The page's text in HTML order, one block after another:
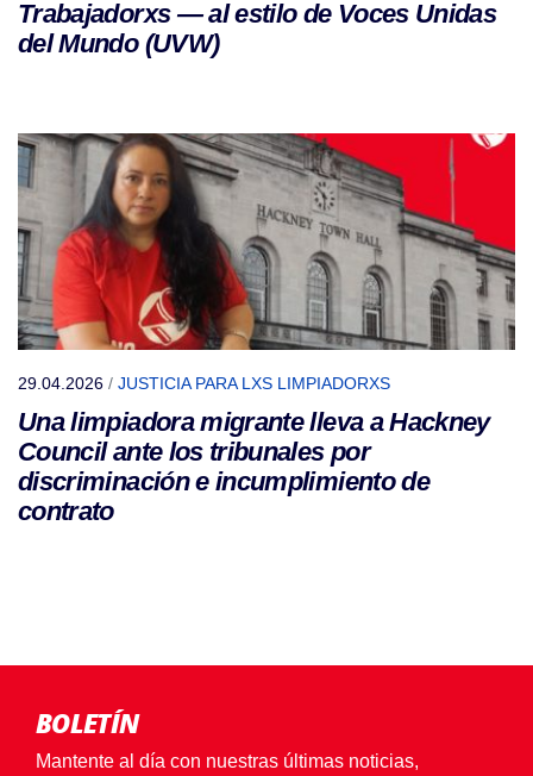
Trabajadorxs — al estilo de Voces Unidas
del Mundo (UVW)
29.04.2026 / JUSTICIA PARA LXS LIMPIADORXS
Una limpiadora migrante lleva a Hackney
Council ante los tribunales por
discriminación e incumplimiento de
contrato
BOLETÍN
Mantente al día con nuestras últimas noticias,